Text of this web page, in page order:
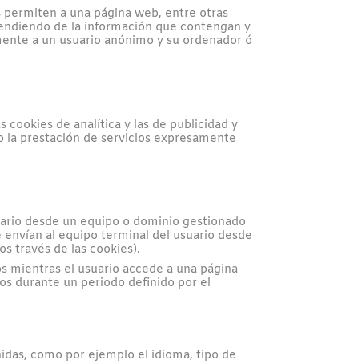
permiten a una página web, entre otras
de la información que contengan y
a un usuario anónimo y su ordenador ó
cookies de analítica y las de publicidad y
la prestación de servicios expresamente
desde un equipo o dominio gestionado
al equipo terminal del usuario desde
través de las cookies).
mientras el usuario accede a una página
durante un periodo definido por el
como por ejemplo el idioma, tipo de